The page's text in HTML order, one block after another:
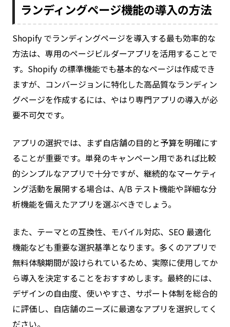
ランディングページ機能の導入の方法
Shopify でランディングページを導入する最も効率的な
方法は、専用のページビルダーアプリを活用することで
す。Shopify の標準機能でも基本的なページは作成でき
ますが、コンバージョンに特化した高品質なランディン
グページを作成するには、やはり専門アプリの導入が必
要不可欠です。
アプリの選択では、まず自店舗の目的と予算を明確にす
ることが重要です。単発のキャンペーン用であれば比較
的シンプルなアプリで十分ですが、継続的なマーケティ
ング活動を展開する場合は、A/B テスト機能や詳細な分
析機能を備えたアプリを選ぶべきでしょう。
また、テーマとの互換性、モバイル対応、SEO 最適化
機能なども重要な選択基準となります。多くのアプリで
無料体験期間が設けられているため、実際に使用してか
ら導入を決定することをおすすめします。最終的には、
デザインの自由度、使いやすさ、サポート体制を総合的
に評価し、自店舗のニーズに最適なアプリを選択してく
ださい。